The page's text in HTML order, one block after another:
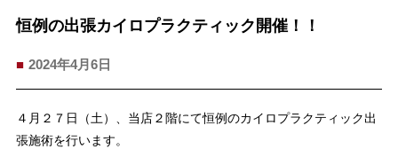
恒例の出張カイロプラクティック開催！！
2024年4月6日
４月２７日（土）、当店２階にて恒例のカイロプラクティック出
張施術を行います。